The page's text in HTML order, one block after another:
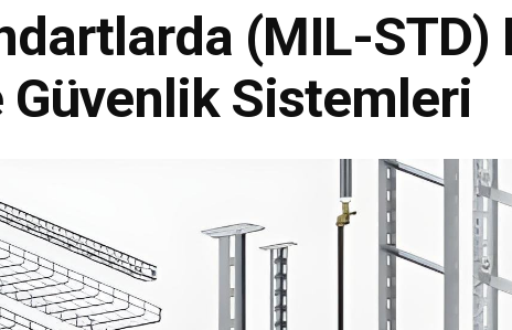
(MIL-STD)
Güvenlik Sistemleri